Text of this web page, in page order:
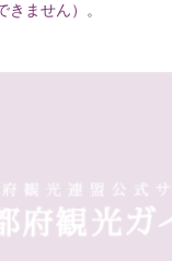
きません）。